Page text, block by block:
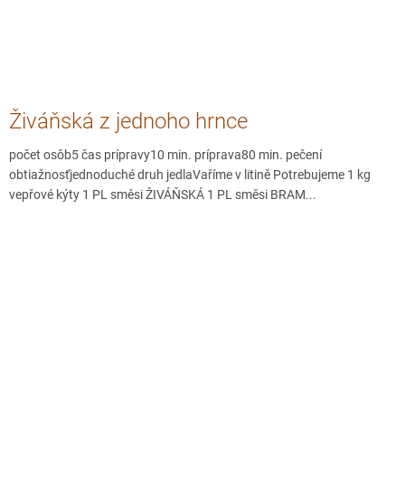
Živáňská z jednoho hrnce
počet osôb5 čas prípravy10 min. príprava80 min. pečení
obtiažnosťjednoduché druh jedlaVaříme v litině Potrebujeme 1 kg
vepřové kýty 1 PL směsi ŽIVÁŇSKÁ 1 PL směsi BRAM...